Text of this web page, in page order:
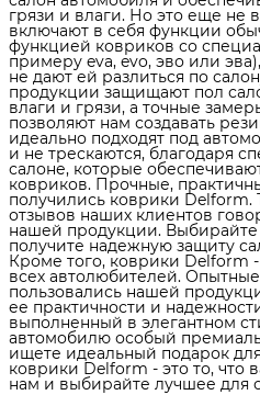
грязи и влаги. Но это еще не
включают в себя функции
функцией ковриков со
примеру eva, evo, эво или
не дают ей разлиться по
продукции защищают пол
влаги и грязи, а точные
позволяют нам создавать
идеально подходят под
и не трескаются, благодаря
салоне, которые
ковриков. Прочные,
получились коврики
отзывов наших клиентов
нашей продукции.
получите надежную защиту
Кроме того, коврики Delform
всех автолюбителей.
пользовались нашей
ее практичности и
выполненный в элегантном
автомобилю особый
ищете идеальный подарок
коврики Delform - это то, что
нам и выбирайте лучшее для